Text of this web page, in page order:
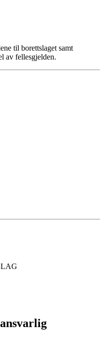
til borettslaget samt
av fellesgjelden.